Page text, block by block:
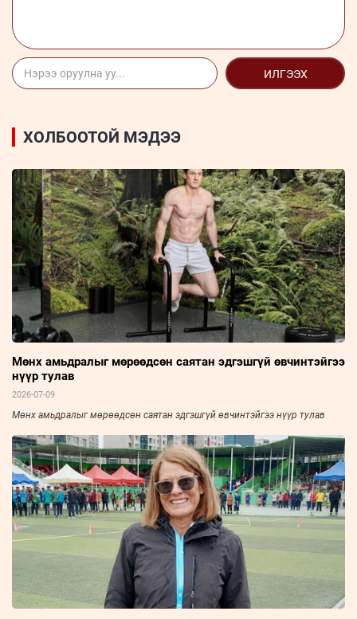
ИЛГЭЭХ
ХОЛБООТОЙ МЭДЭЭ
Мөнх амьдралыг мөрөөдсөн саятан эдгэшгүй өвчинтэйгээ
нүүр тулав
2026-07-09
Мөнх амьдралыг мөрөөдсөн саятан эдгэшгүй өвчинтэйгээ нүүр тулав